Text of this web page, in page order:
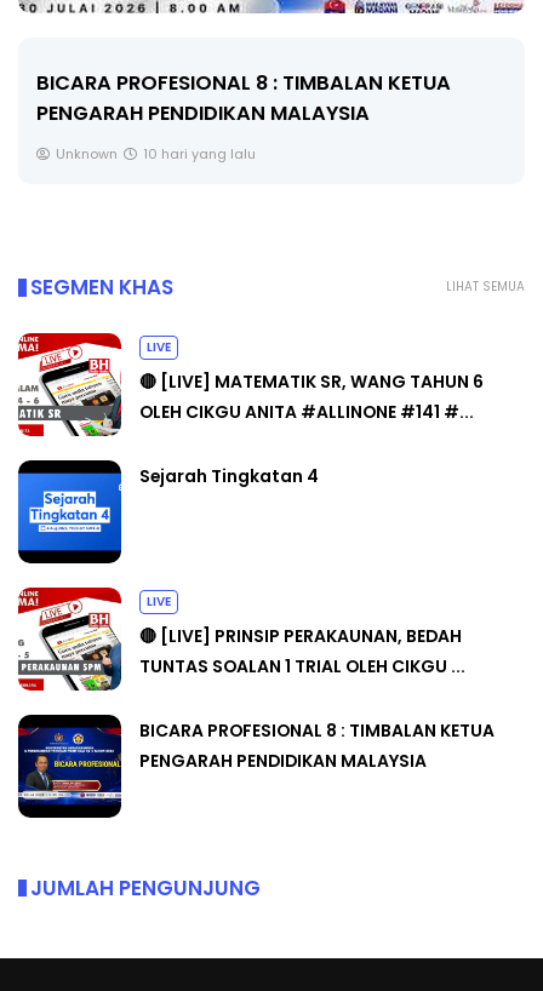
KETUA
BICARA KORPORAT 3 : PROGRAM
SELAMAT DAN BERKUALITI
Unknown
LIHAT SEMUA
SEGMEN KHAS
LIVE
🔴 [LIVE] MATEMATIK SR, WANG TAHUN 6
OLEH CIKGU ANITA #ALLINONE #141 #...
Sejarah Tingkatan 4
LIVE
🔴 [LIVE] PRINSIP PERAKAUNAN, BEDAH
TUNTAS SOALAN 1 TRIAL OLEH CIKGU ...
BICARA PROFESIONAL 8 : TIMBALAN KETUA
PENGARAH PENDIDIKAN MALAYSIA
JUMLAH PENGUNJUNG